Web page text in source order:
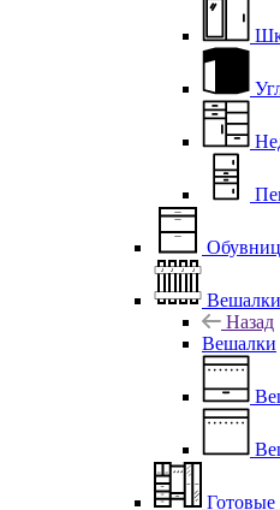
Вешалки
Назад
Вешалки